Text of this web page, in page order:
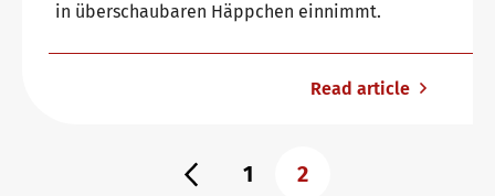
in überschaubaren Häppchen einnimmt.
Read article
1 2